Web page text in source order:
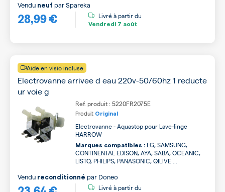
28,99 €
Vendu neuf parSpareka
Livré à partir du
Vendredi 7 août
Aide en visio incluse
Electrovanne arrivee d eau 220v-50/60hz 1 reducte
ur voie g
Ref. produit : 5220FR2075E
Produit Original
Electrovanne - Aquastop pour Lave-linge
HARROW
Marques compatibles : LG, SAMSUNG,
CONTINENTAL EDISON, AYA, SABA, OCEANIC,
LISTO, PHILIPS, PANASONIC, QILIVE ...
Vendu reconditionné par Doneo
Livré à partir du